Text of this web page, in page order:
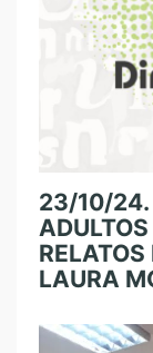
23/10/24.
LAURA